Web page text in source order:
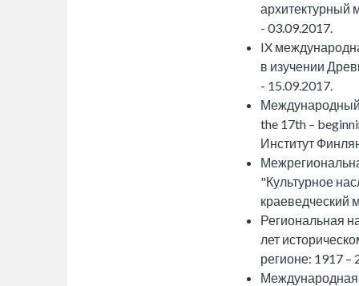
архитектурный
- 03.09.2017.
IX
в изучении
- 15.09.2017.
Международный
the 17th –
Институт
"Культурное
краеведческий
Региональная
лет
регионе: 1917 –